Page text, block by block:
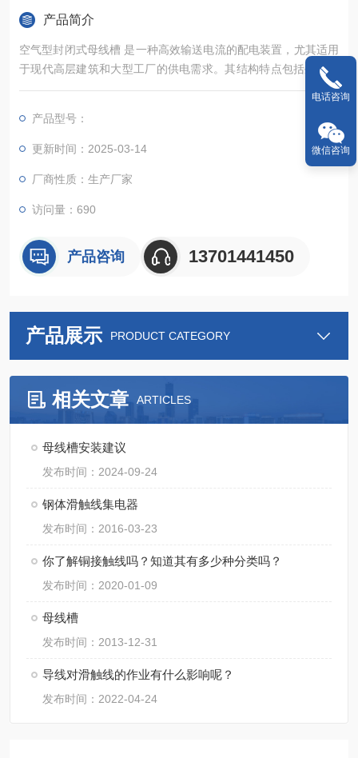
产品简介
空气型封闭式母线槽 是一种高效输送电流的配电装置，尤其适用
于现代高层建筑和大型工厂的供电需求。其结构特点包括外壳、
导体和绝缘部件等关键组成部分。
产品型号：
更新时间：2025-03-14
厂商性质：生产厂家
访问量：690
产品咨询 13701441450
产品展示 PRODUCT CATEGORY
相关文章 ARTICLES
母线槽安装建议
发布时间：2024-09-24
钢体滑触线集电器
发布时间：2016-03-23
你了解铜接触线吗？知道其有多少种分类吗？
发布时间：2020-01-09
母线槽
发布时间：2013-12-31
导线对滑触线的作业有什么影响呢？
发布时间：2022-04-24
电话咨询
微信咨询